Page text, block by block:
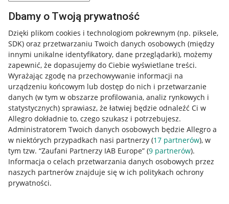
Dbamy o Twoją prywatność
Dzięki plikom cookies i technologiom pokrewnym (np. piksele,
SDK) oraz przetwarzaniu Twoich danych osobowych (między
innymi unikalne identyfikatory, dane przeglądarki), możemy
zapewnić, że dopasujemy do Ciebie wyświetlane treści.
Wyrażając zgodę na przechowywanie informacji na
urządzeniu końcowym lub dostęp do nich i przetwarzanie
danych (w tym w obszarze profilowania, analiz rynkowych i
statystycznych) sprawiasz, że łatwiej będzie odnaleźć Ci w
Allegro dokładnie to, czego szukasz i potrzebujesz.
Administratorem Twoich danych osobowych będzie Allegro a
w niektórych przypadkach nasi partnerzy (17 partnerów), w
tym tzw. “Zaufani Partnerzy IAB Europe” (9 partnerów).
Informacja o celach przetwarzania danych osobowych przez
naszych partnerów znajduje się w ich politykach ochrony
prywatności.
Przydatne informacje
Jak to działa